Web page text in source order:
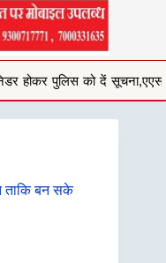
अनु बेनिवाल
ताकि बन सके